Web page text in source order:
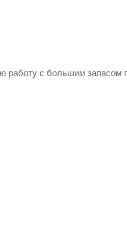
работу с большим запасом